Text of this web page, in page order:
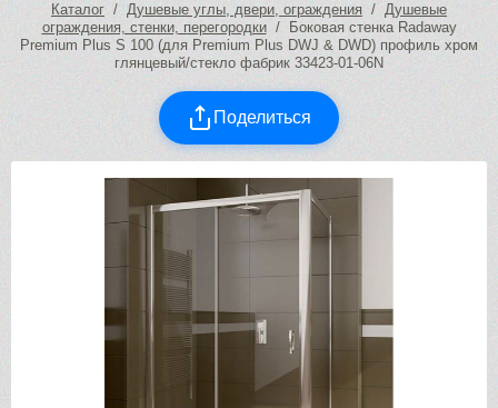
Каталог / Душевые углы, двери, ограждения / Душевые
ограждения, стенки, перегородки/ Боковая стенка Radaway
Premium Plus S 100 (для Premium Plus DWJ & DWD) профиль хром
глянцевый/стекло фабрик 33423-01-06N
Поделиться